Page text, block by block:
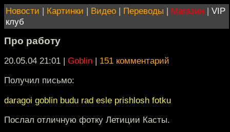
Новости | Картинки | Видео | Переводы | Магазин | VIP
клуб
Про работу
20.05.04 21:01 | Goblin | 151 комментарий
Получил письмо:
daragoi goblin budu rad esle prishlosh fotku
Послал отличную фотку Летиции Касты.